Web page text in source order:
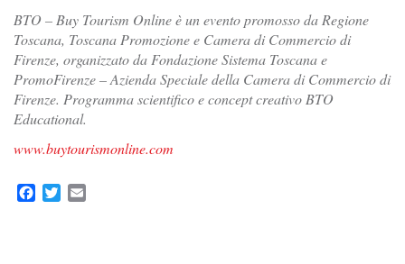
BTO – Buy Tourism Online è un evento promosso da Regione
Toscana, Toscana Promozione e Camera di Commercio di
Firenze, organizzato da Fondazione Sistema Toscana e
PromoFirenze – Azienda Speciale della Camera di Commercio di
Firenze. Programma scientifico e concept creativo BTO
Educational.
www.buytourismonline.com
Facebook
Twitter